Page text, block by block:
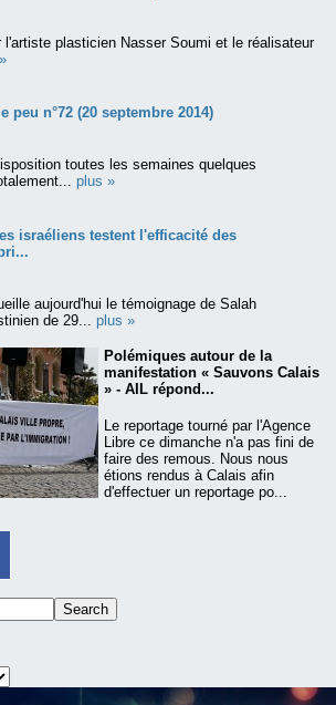
l'artiste plasticien Nasser Soumi et le réalisateur
peu n°72 (20 septembre 2014)
toutes les semaines quelques
plus »
israéliens testent l'efficacité des
aujourd'hui le témoignage de Salah
de 29... plus »
Polémiques autour de la
manifestation « Sauvons Calais
» - AIL répond...
Le reportage tourné par l'Agence
Libre ce dimanche n'a pas fini de
faire des remous. Nous nous
étions rendus à Calais afin
d'effectuer un reportage po...